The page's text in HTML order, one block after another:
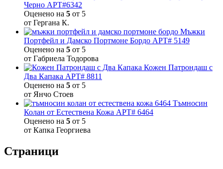
Черно АРТ#6342
Оценено на 5 от 5
от Гергана К.
Мъжки
Портфейл и Дамско Портмоне Бордо АРТ# 5149
Оценено на 5 от 5
от Габриела Тодорова
Кожен Патрондаш с
Два Капака АРТ# 8811
Оценено на 5 от 5
от Янчо Стоев
Тъмносин
Колан от Естествена Кожа АРТ# 6464
Оценено на 5 от 5
от Капка Георгиева
Страници